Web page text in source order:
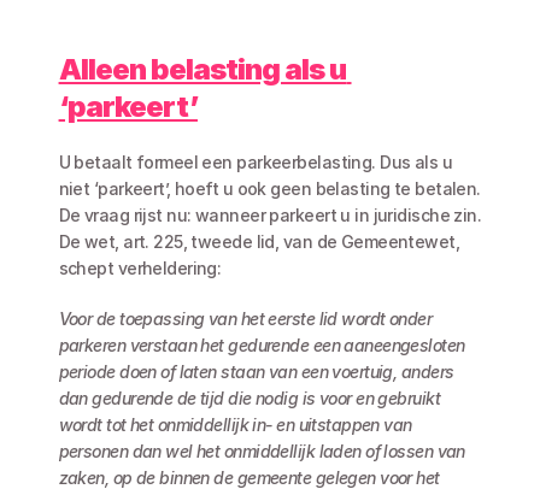
Alleen belasting als u
‘parkeert’
U betaalt formeel een parkeerbelasting. Dus als u
niet ‘parkeert’, hoeft u ook geen belasting te betalen.
De vraag rijst nu: wanneer parkeert u in juridische zin.
De wet, art. 225, tweede lid, van de Gemeentewet,
schept verheldering:
Voor de toepassing van het eerste lid wordt onder
parkeren verstaan het gedurende een aaneengesloten
periode doen of laten staan van een voertuig, anders
dan gedurende de tijd die nodig is voor en gebruikt
wordt tot het onmiddellijk in- en uitstappen van
personen dan wel het onmiddellijk laden of lossen van
zaken, op de binnen de gemeente gelegen voor het